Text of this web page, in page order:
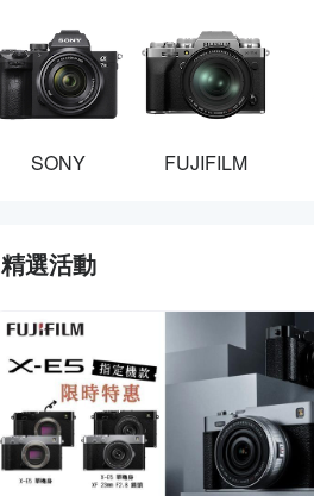
SONY FUJIFILM
精選活動